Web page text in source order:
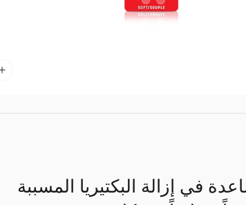
إزالة البكتيريا المسببة